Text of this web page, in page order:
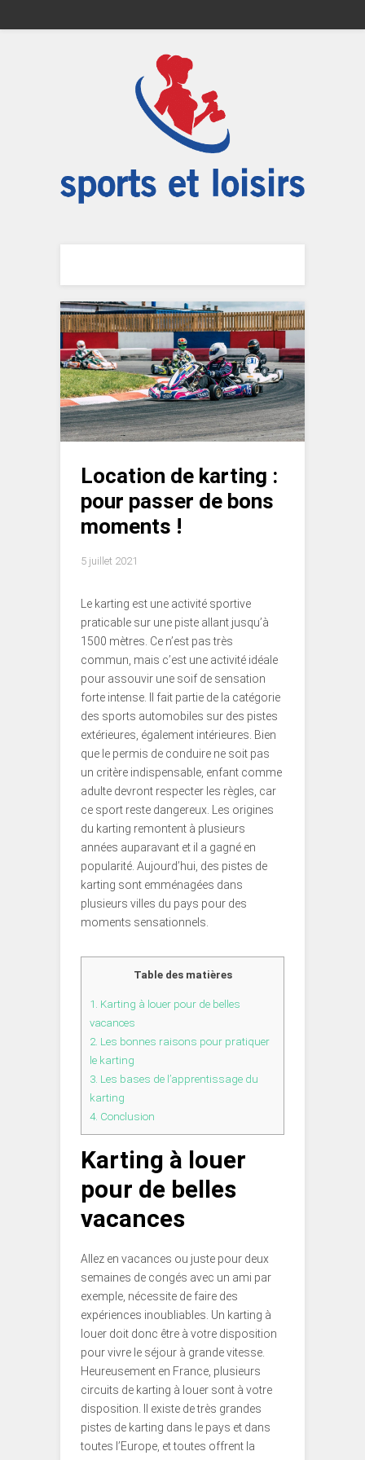
Location de karting :
pour passer de bons
moments !
5 juillet 2021
Le karting est une activité sportive
praticable sur une piste allant jusqu’à
1500 mètres. Ce n’est pas très
commun, mais c’est une activité idéale
pour assouvir une soif de sensation
forte intense. Il fait partie de la catégorie
des sports automobiles sur des pistes
extérieures, également intérieures. Bien
que le permis de conduire ne soit pas
un critère indispensable, enfant comme
adulte devront respecter les règles, car
ce sport reste dangereux. Les origines
du karting remontent à plusieurs
années auparavant et il a gagné en
popularité. Aujourd’hui, des pistes de
karting sont emménagées dans
plusieurs villes du pays pour des
moments sensationnels.
Table des matières
1. Karting à louer pour de belles
vacances
2. Les bonnes raisons pour pratiquer
le karting
3. Les bases de l’apprentissage du
karting
4. Conclusion
Karting à louer
pour de belles
vacances
Allez en vacances ou juste pour deux
semaines de congés avec un ami par
exemple, nécessite de faire des
expériences inoubliables. Un karting à
louer doit donc être à votre disposition
pour vivre le séjour à grande vitesse.
Heureusement en France, plusieurs
circuits de karting à louer sont à votre
disposition. Il existe de très grandes
pistes de karting dans le pays et dans
toutes l’Europe, et toutes offrent la